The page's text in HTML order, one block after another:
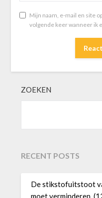
Mijn naam, e-mail en site
volgende keer wanneer ik
ZOEKEN
RECENT POSTS
De stikstofuitstoot
moet verminderen.